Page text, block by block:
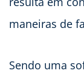
maneiras de
Sendo uma